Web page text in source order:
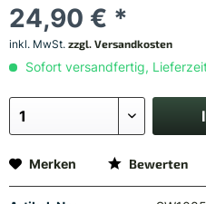
24,90 € *
inkl. MwSt. zzgl. Versandkosten
Sofort versandfertig,
Merken Bewerten